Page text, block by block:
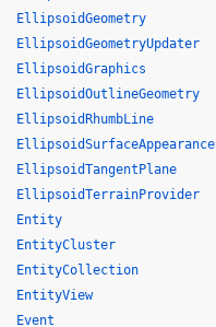
EllipsoidGeometry
EllipsoidGeometryUpdater
EllipsoidGraphics
EllipsoidOutlineGeometry
EllipsoidRhumbLine
EllipsoidSurfaceAppearance
EllipsoidTangentPlane
EllipsoidTerrainProvider
Entity
EntityCluster
EntityCollection
EntityView
Event